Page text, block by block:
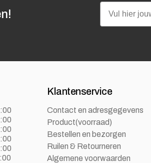
Email
Klantenservice
Contact en adresgegevens
Product(voorraad)
Bestellen en bezorgen
Ruilen & Retourneren
Algemene voorwaarden